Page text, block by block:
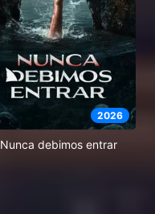
2026
Nunca debimos entrar